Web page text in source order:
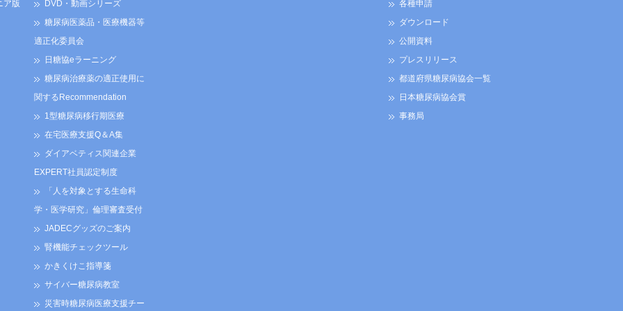
ア版
DVD・動画シリーズ
糖尿病医薬品・医療機器等
適正化委員会
日糖協eラーニング
糖尿病治療薬の適正使用に
関するRecommendation
1型糖尿病移行期医療
在宅医療支援Q＆A集
ダイアベティス関連企業
EXPERT社員認定制度
「人を対象とする生命科
学・医学研究」倫理審査受付
JADECグッズのご案内
腎機能チェックツール
かきくけこ指導箋
サイバー糖尿病教室
災害時糖尿病医療支援チー
各種申請
ダウンロード
公開資料
プレスリリース
都道府県糖尿病協会一覧
日本糖尿病協会賞
事務局